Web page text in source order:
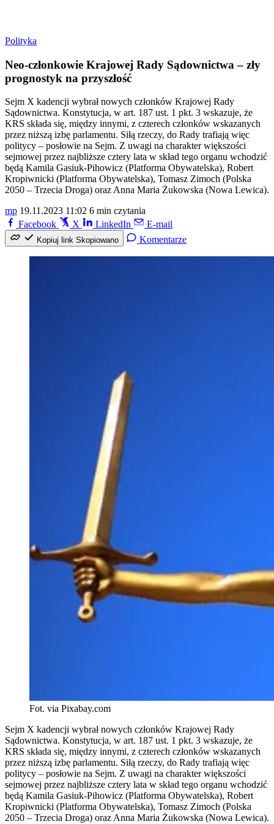
Polityka
Neo-członkowie Krajowej Rady Sądownictwa – zły
prognostyk na przyszłość
Sejm X kadencji wybrał nowych członków Krajowej Rady
Sądownictwa. Konstytucja, w art. 187 ust. 1 pkt. 3 wskazuje, że
KRS składa się, między innymi, z czterech członków wskazanych
przez niższą izbę parlamentu. Siłą rzeczy, do Rady trafiają więc
politycy – posłowie na Sejm. Z uwagi na charakter większości
sejmowej przez najbliższe cztery lata w skład tego organu wchodzić
będą Kamila Gasiuk-Pihowicz (Platforma Obywatelska), Robert
Kropiwnicki (Platforma Obywatelska), Tomasz Zimoch (Polska
2050 – Trzecia Droga) oraz Anna Maria Żukowska (Nowa Lewica).
mp 19.11.2023 11:02 6 min czytania
Facebook
X LinkedIn E-mail
Kopiuj link Skopiowano Komentarze
Fot. via Pixabay.com
Sejm X kadencji wybrał nowych członków Krajowej Rady
Sądownictwa. Konstytucja, w art. 187 ust. 1 pkt. 3 wskazuje, że
KRS składa się, między innymi, z czterech członków wskazanych
przez niższą izbę parlamentu. Siłą rzeczy, do Rady trafiają więc
politycy – posłowie na Sejm. Z uwagi na charakter większości
sejmowej przez najbliższe cztery lata w skład tego organu wchodzić
będą Kamila Gasiuk-Pihowicz (Platforma Obywatelska), Robert
Kropiwnicki (Platforma Obywatelska), Tomasz Zimoch (Polska
2050 – Trzecia Droga) oraz Anna Maria Żukowska (Nowa Lewica).